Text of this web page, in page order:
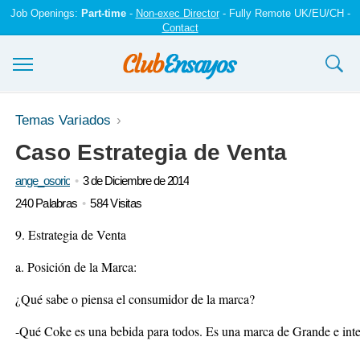
Job Openings: Part-time- Non-exec Director- Fully Remote UK/EU/CH -
Contact
Ensayos y trabajos
Registrarse
Iniciar sesión
Temas Variados
Caso Estrategia de Venta
ange_osorio
3 de Diciembre de 2014
240 Palabras
584 Visitas
9. Estrategia de Venta
a. Posición de la Marca:
¿Qué sabe o piensa el consumidor de la marca?
-Qué Coke es una bebida para todos. Es una marca de Grande e